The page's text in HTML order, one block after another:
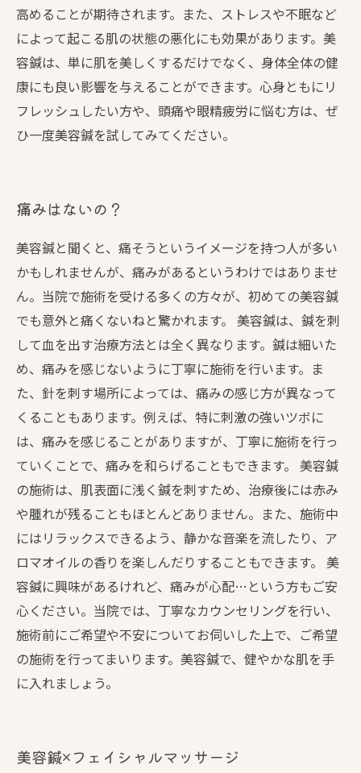
高めることが期待されます。また、ストレスや不眠など
によって起こる肌の状態の悪化にも効果があります。美
容鍼は、単に肌を美しくするだけでなく、身体全体の健
康にも良い影響を与えることができます。心身ともにリ
フレッシュしたい方や、頭痛や眼精疲労に悩む方は、ぜ
ひ一度美容鍼を試してみてください。
痛みはないの？
美容鍼と聞くと、痛そうというイメージを持つ人が多い
かもしれませんが、痛みがあるというわけではありませ
ん。当院で施術を受ける多くの方々が、初めての美容鍼
でも意外と痛くないねと驚かれます。 美容鍼は、鍼を刺
して血を出す治療方法とは全く異なります。鍼は細いた
め、痛みを感じないように丁寧に施術を行います。ま
た、針を刺す場所によっては、痛みの感じ方が異なって
くることもあります。例えば、特に刺激の強いツボに
は、痛みを感じることがありますが、丁寧に施術を行っ
ていくことで、痛みを和らげることもできます。 美容鍼
の施術は、肌表面に浅く鍼を刺すため、治療後には赤み
や腫れが残ることもほとんどありません。また、施術中
にはリラックスできるよう、静かな音楽を流したり、ア
ロマオイルの香りを楽しんだりすることもできます。 美
容鍼に興味があるけれど、痛みが心配…という方もご安
心ください。当院では、丁寧なカウンセリングを行い、
施術前にご希望や不安についてお伺いした上で、ご希望
の施術を行ってまいります。美容鍼で、健やかな肌を手
に入れましょう。
美容鍼×フェイシャルマッサージ